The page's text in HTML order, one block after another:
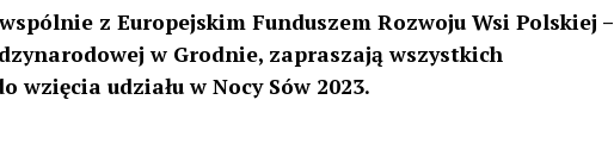
z Europejskim Funduszem Rozwoju Wsi Polskiej –
w Grodnie, zapraszają wszystkich
udziału w Nocy Sów 2023.